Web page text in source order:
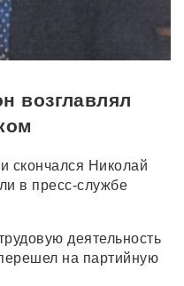
возглавлял
скончался Николай
в пресс-службе
деятельность
на партийную